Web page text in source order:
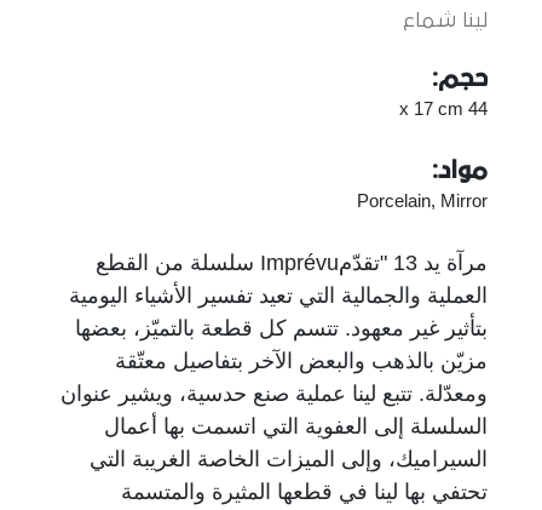
لينا شماع
حجم:
44 x 17 cm
مواد:
Porcelain, Mirror
مرآة يد 13 "تقدّمImprévu سلسلة من القطع
العملية والجمالية التي تعيد تفسير الأشياء اليومية
بتأثير غير معهود. تتسم كل قطعة بالتميّز، بعضها
مزيّن بالذهب والبعض الآخر بتفاصيل معتّقة
ومعدّلة. تتبع لينا عملية صنع حدسية، ويشير عنوان
السلسلة إلى العفوية التي اتسمت بها أعمال
السيراميك، وإلى الميزات الخاصة الغريبة التي
تحتفي بها لينا في قطعها المثيرة والمتسمة